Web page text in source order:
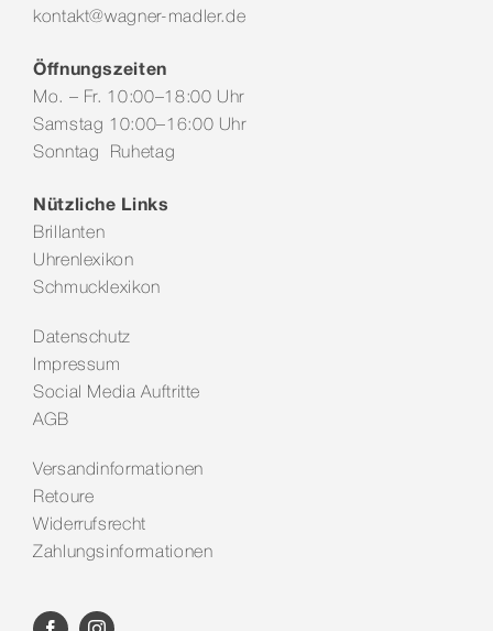
Service & Leistungen
kontakt@wagner-madler.de
Öffnungszeiten
Mo. – Fr. 10:00–18:00 Uhr
Samstag 10:00–16:00 Uhr
Sonntag Ruhetag
Nützliche Links
Brillanten
Uhrenlexikon
Schmucklexikon
Datenschutz
Impressum
Social Media Auftritte
AGB
Versandinformationen
Retoure
Widerrufsrecht
Zahlungsinformationen